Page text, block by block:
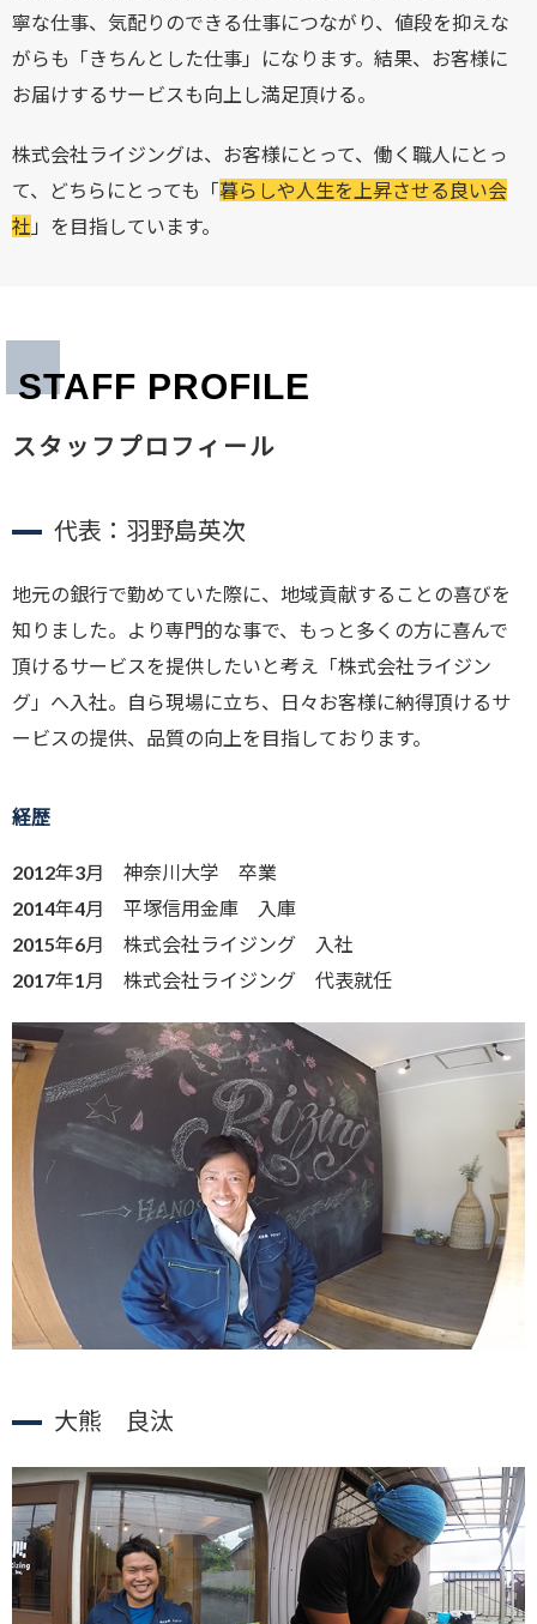
寧な仕事、気配りのできる仕事につながり、値段を抑えな
がらも「きちんとした仕事」になります。結果、お客様に
お届けするサービスも向上し満足頂ける。
株式会社ライジングは、お客様にとって、働く職人にとっ
て、どちらにとっても「暮らしや人生を上昇させる良い会
社 」を目指しています。
STAFF PROFILE
スタッフプロフィール
代表：羽野島英次
地元の銀行で勤めていた際に、地域貢献することの喜びを
知りました。より専門的な事で、もっと多くの方に喜んで
頂けるサービスを提供したいと考え「株式会社ライジン
グ」へ入社。自ら現場に立ち、日々お客様に納得頂けるサ
ービスの提供、品質の向上を目指しております。
経歴
2012年3月 神奈川大学 卒業
2014年4月 平塚信用金庫 入庫
2015年6月 株式会社ライジング 入社
2017年1月 株式会社ライジング 代表就任
大熊 良汰